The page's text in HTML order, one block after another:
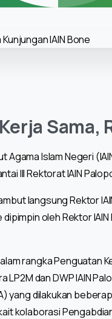
Sama,
Agama Islam Negeri
III Rektorat IAIN
langsung Rektor
oleh Rektor
rangka Penguatan
dan DWP IAIN
yang dilakukan
kolaborasi